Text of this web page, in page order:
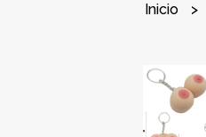
Inicio